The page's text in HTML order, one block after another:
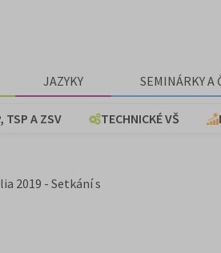
JAZYKY SEMINÁRKY A
TSP A ZSV TECHNICKÉ VŠ
2019 - Setkání s